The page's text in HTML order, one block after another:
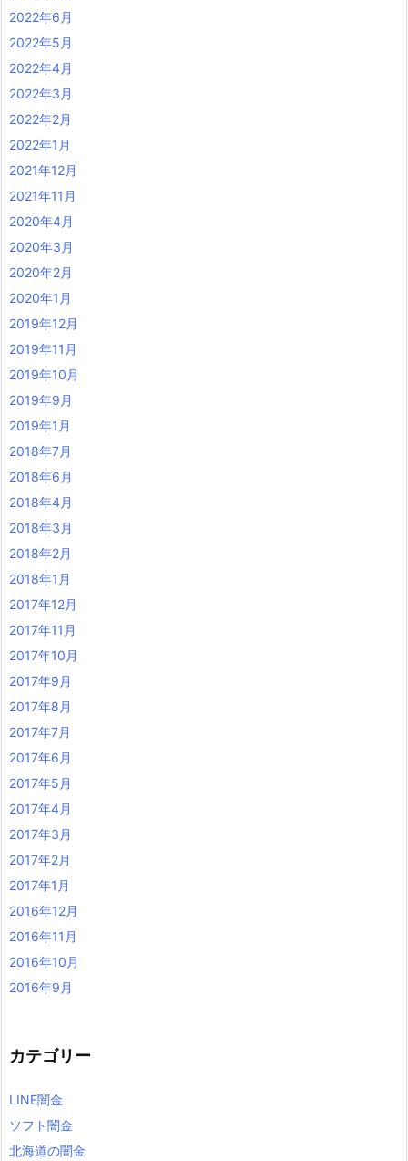
2022年6月
2022年5月
2022年4月
2022年3月
2022年2月
2022年1月
2021年12月
2021年11月
2020年4月
2020年3月
2020年2月
2020年1月
2019年12月
2019年11月
2019年10月
2019年9月
2019年1月
2018年7月
2018年6月
2018年4月
2018年3月
2018年2月
2018年1月
2017年12月
2017年11月
2017年10月
2017年9月
2017年8月
2017年7月
2017年6月
2017年5月
2017年4月
2017年3月
2017年2月
2017年1月
2016年12月
2016年11月
2016年10月
2016年9月
カテゴリー
LINE闇金
ソフト闇金
北海道の闇金